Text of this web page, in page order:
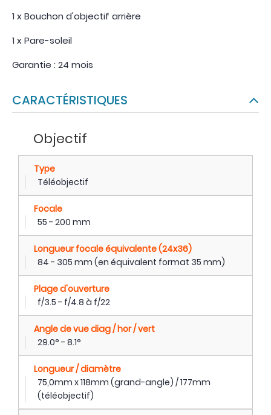
1 x Bouchon d'objectif arrière
1 x Pare-soleil
Garantie : 24 mois
CARACTÉRISTIQUES
Objectif
Type
Téléobjectif
Focale
55 - 200 mm
Longueur focale équivalente (24x36)
84 - 305 mm (en équivalent format 35 mm)
Plage d'ouverture
f/3.5 - f/4.8 à f/22
Angle de vue diag / hor / vert
29.0° - 8.1°
Longueur / diamètre
75,0mm x 118mm (grand-angle) / 177mm
(téléobjectif)